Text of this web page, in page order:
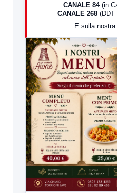
23:00
CANALE 84 (in
CANALE 268 (DDT
E sulla nostra